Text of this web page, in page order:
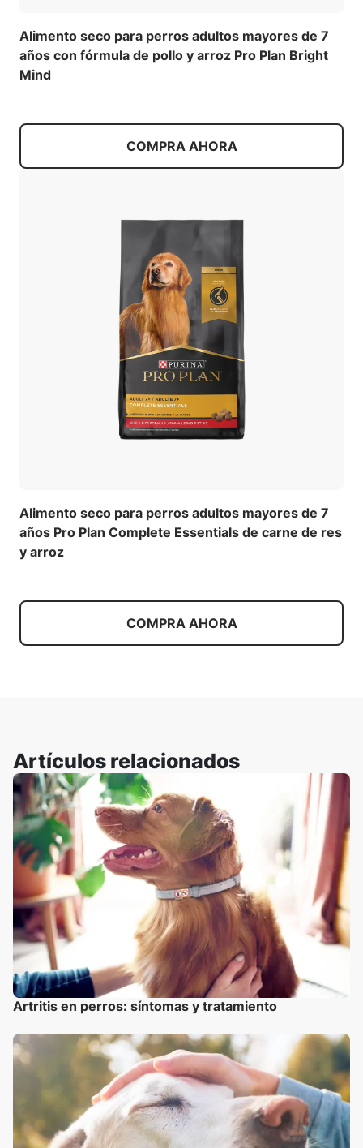
Alimento seco para perros adultos mayores de 7
años con fórmula de pollo y arroz Pro Plan Bright
Mind
COMPRA AHORA
Alimento seco para perros adultos mayores de 7
años Pro Plan Complete Essentials de carne de res
y arroz
COMPRA AHORA
Artículos relacionados
Artritis en perros: síntomas y tratamiento